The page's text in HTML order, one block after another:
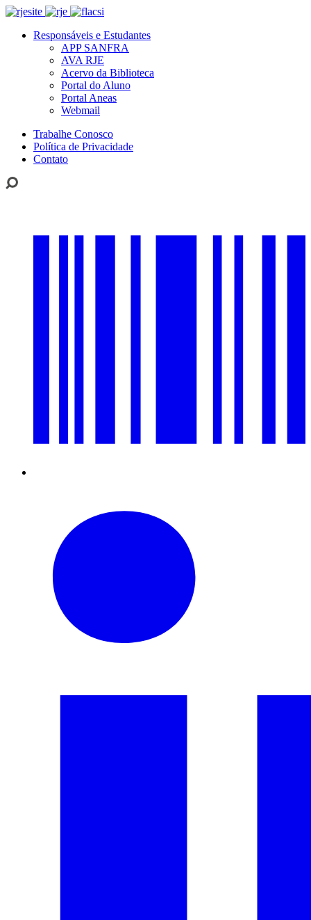
Responsáveis e Estudantes
APP SANFRA
AVA RJE
Acervo da Biblioteca
Portal do Aluno
Portal Aneas
Webmail
Trabalhe Conosco
Política de Privacidade
Contato